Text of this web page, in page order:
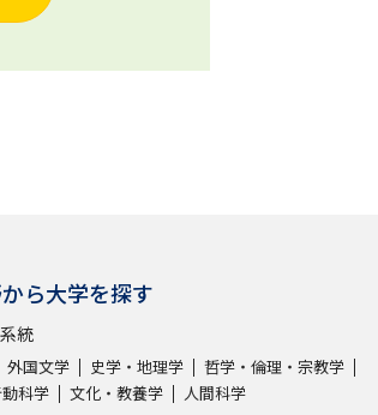
ら大学を探す
統
外国文学 史学・地理学
哲学・倫理・宗教学
科学
文化・教養学 人間科学